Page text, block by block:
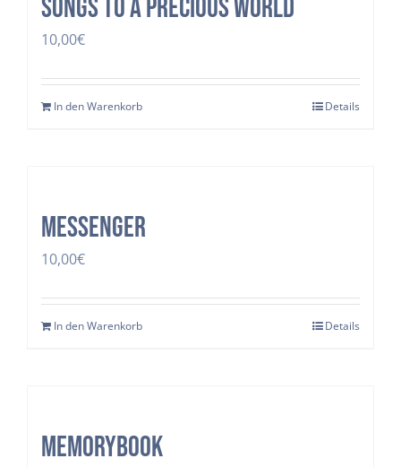
Songs to a precious world
10,00€
In den Warenkorb Details
Messenger
10,00€
In den Warenkorb Details
Memorybook